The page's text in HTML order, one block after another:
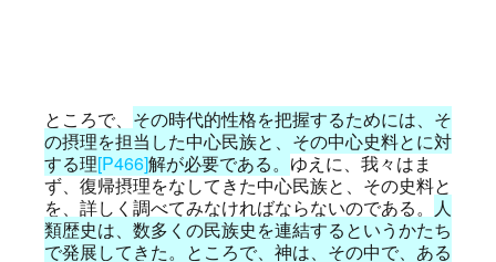
ところで、 その時代的性格を把握するためには、そ
の摂理を担当した中心民族と、その中心史料とに対
する理[P466]解が必要である。 ゆえに、我々はま
ず、復帰摂理をなしてきた中心民族と、その史料と
を、詳しく調べてみなければならないのである。 人
類歴史は、数多くの民族史を連結するというかたち
で発展してきた。ところで、神は、その中で、ある